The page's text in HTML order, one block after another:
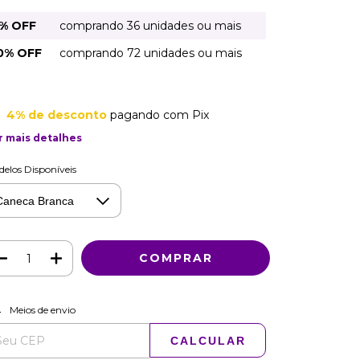
OFF
comprando 36 unidades ou mais
OFF
comprando 72 unidades ou mais
4% de descontopagando com Pix
mais detalhes
Disponíveis
para o CEP:
Meios de envio
CALCULAR